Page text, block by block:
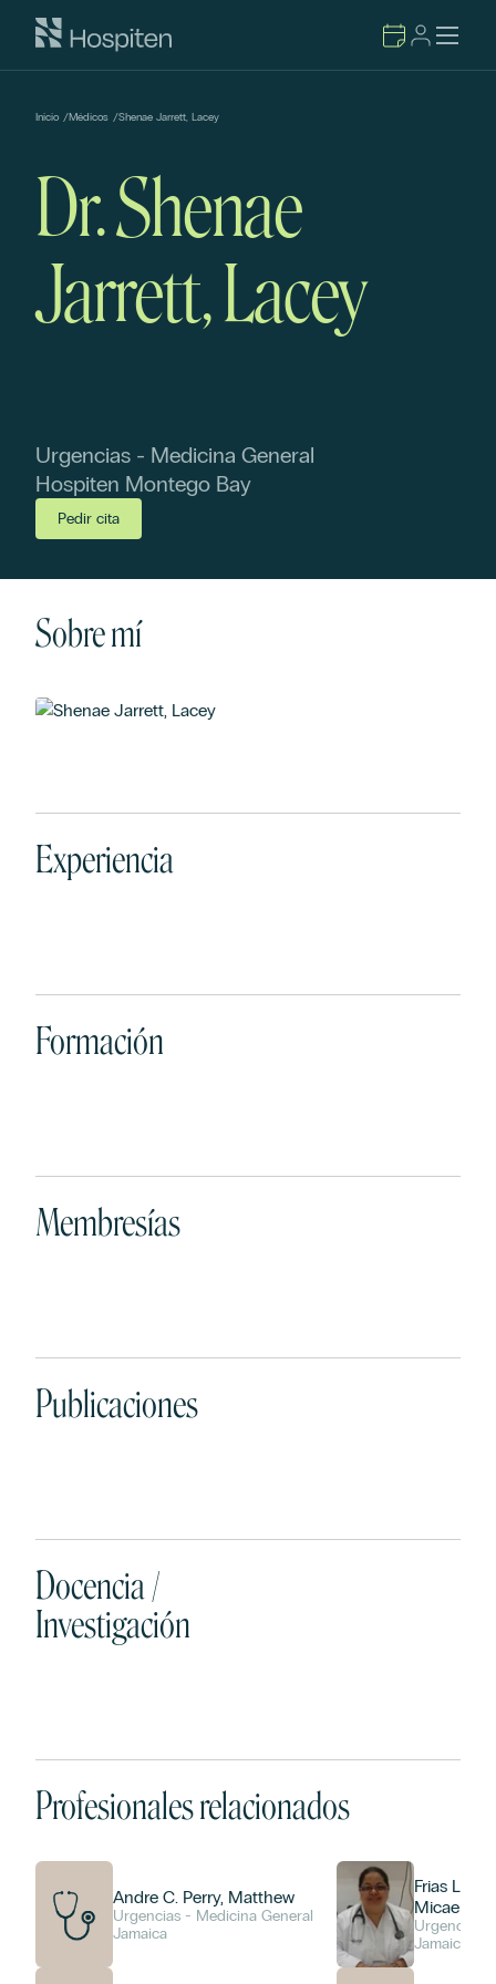
Inicio /Médicos /Shenae Jarrett, Lacey
Dr. Shenae
Jarrett, Lacey
Urgencias - Medicina General
Hospiten Montego Bay
Pedir cita
Sobre mí
Experiencia
Formación
Membresías
Publicaciones
Docencia /
Investigación
Profesionales relacionados
Andre C. Perry, Matthew
Urgencias - Medicina General
Jamaica
Frias
Micaela
Urgencias -
Jamaica